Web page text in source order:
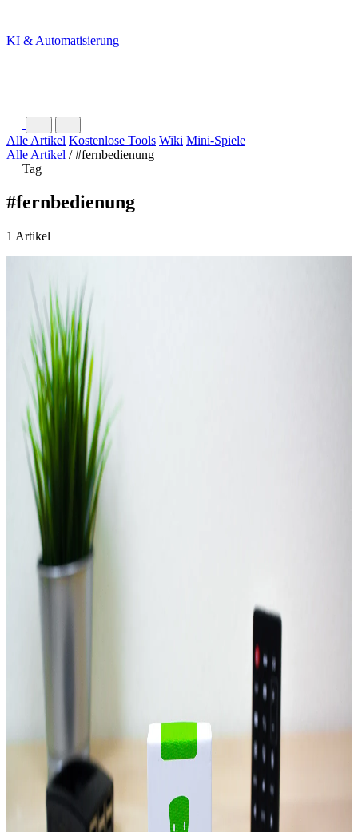
KI & Automatisierung
Alle Artikel Kostenlose Tools Wiki Mini-Spiele
Alle Artikel / #fernbedienung
Tag
#fernbedienung
1 Artikel